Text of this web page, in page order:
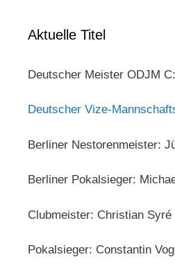
Aktuelle Titel
Deutscher Meister ODJM
Deutscher Vize-
Berliner Nestorenmeister:
Berliner Pokalsieger:
Clubmeister: Christian Syré
Pokalsieger: Constantin